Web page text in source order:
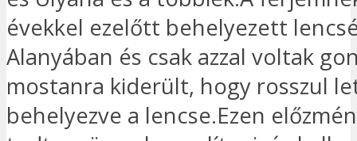
évekkel ezelőtt behelyezett
Alanyában és csak azzal voltak
mostanra kiderült, hogy rosszul
behelyezve a lencse.Ezen